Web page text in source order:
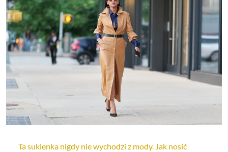
Ta sukienka nigdy nie wychodzi z mody. Jak nosić